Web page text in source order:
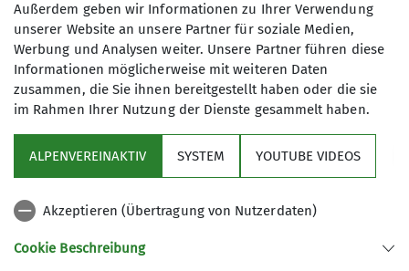
Sektion
Programm
Außerdem geben wir Informationen zu Ihrer Verwendung
unserer Website an unsere Partner für soziale Medien,
Werbung und Analysen weiter. Unsere Partner führen diese
Informationen möglicherweise mit weiteren Daten
zusammen, die Sie ihnen bereitgestellt haben oder die sie
im Rahmen Ihrer Nutzung der Dienste gesammelt haben.
ALPENVEREINAKTIV SYSTEM YOUTUBE VIDEOS
Akzeptieren (Übertragung von Nutzerdaten)
Cookie Beschreibung